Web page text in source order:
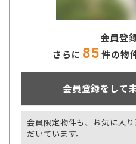
会員登
さらに 85 件の物
会員登録をして
会員限定物件も、お気に入
だいています。